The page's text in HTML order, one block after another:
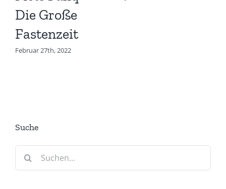
Die Große
Fastenzeit
Februar 27th, 2022
Suche
Suche